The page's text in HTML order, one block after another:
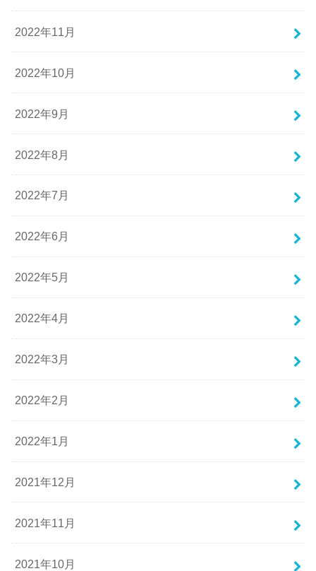
2022年11月
2022年10月
2022年9月
2022年8月
2022年7月
2022年6月
2022年5月
2022年4月
2022年3月
2022年2月
2022年1月
2021年12月
2021年11月
2021年10月